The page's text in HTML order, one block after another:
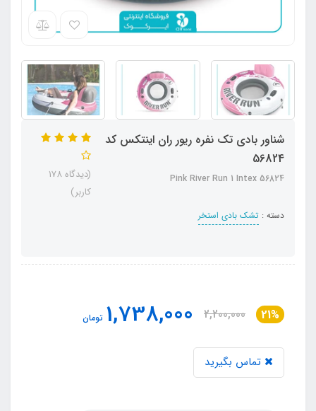
شناور بادی تک نفره ریور ران اینتکس کد
56824
Pink River Run 1 Intex 56824
دسته : تشک بادی استخر
(دیدگاه 178
کاربر)
21%
2,200,000
1,738,000 تومان
تماس بگیرید